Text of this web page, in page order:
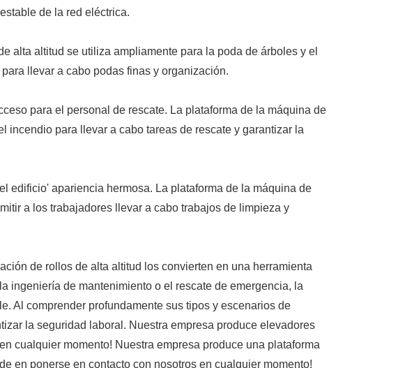
de la red eléctrica.
alta altitud se utiliza ampliamente para la poda de árboles y el
llevar a cabo podas finas y organización.
para el personal de rescate. La plataforma de la máquina de
incendio para llevar a cabo tareas de rescate y garantizar la
edificio' apariencia hermosa. La plataforma de la máquina de
a los trabajadores llevar a cabo trabajos de limpieza y
de rollos de alta altitud los convierten en una herramienta
ingeniería de mantenimiento o el rescate de emergencia, la
Al comprender profundamente sus tipos y escenarios de
la seguridad laboral. Nuestra empresa produce elevadores
cualquier momento! Nuestra empresa produce una plataforma
en ponerse en contacto con nosotros en cualquier momento!